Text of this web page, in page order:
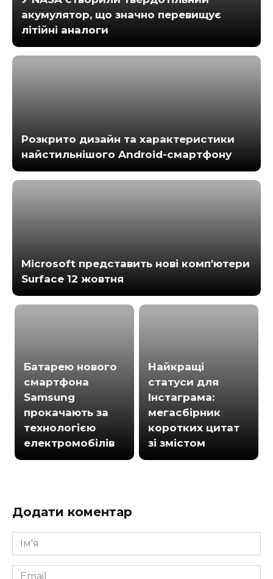
акумулятор, що значно перевищує
літійні аналоги
Розкрито дизайн та характеристики
найстильнішого Android-смартфону
Microsoft представить нові комп'ютери
Surface 12 жовтня
Батарею нового
смартфона
Samsung
прокачають за
технологією
електромобілів
Найкращі
статуси для
Інстаграма:
мегасбірник
коротких цитат
зі змістом
Додати коментар
Ім'я
*
Email